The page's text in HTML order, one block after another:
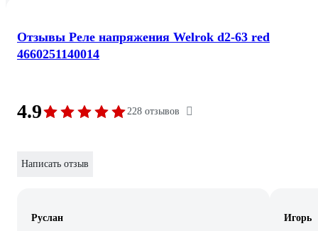
Отзывы Реле напряжения Welrok d2-63 red
4660251140014
4.9 228 отзывов
Написать отзыв
Руслан Игорь